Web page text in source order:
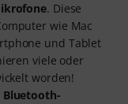
. Diese
wie Mac
und Tablet
viele oder
worden!
Bluetooth-